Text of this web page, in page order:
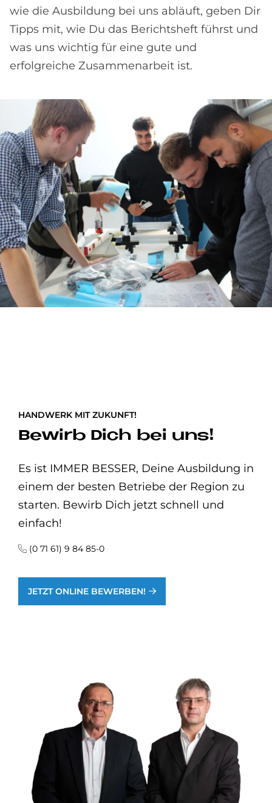
wie die Ausbildung bei uns abläuft, geben Dir
Tipps mit, wie Du das Berichtsheft führst und
was uns wichtig für eine gute und
erfolgreiche Zusammenarbeit ist.
HANDWERK MIT ZUKUNFT!
Be­wirb Dich bei uns!
Es ist IMMER BESSER, Deine Ausbildung in
einem der besten Betriebe der Region zu
starten. Bewirb Dich jetzt schnell und
einfach!
(0 71 61) 9 84 85-0
JETZT ONLINE BEWERBEN!